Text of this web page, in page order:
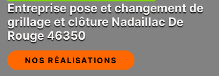
Entreprise pose et changement de
grillage et clôture Nadaillac De
Rouge 46350
NOS RÉALISATIONS